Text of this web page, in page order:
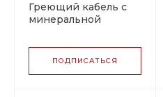
Греющий кабель с
минеральной
ПОДПИСАТЬСЯ